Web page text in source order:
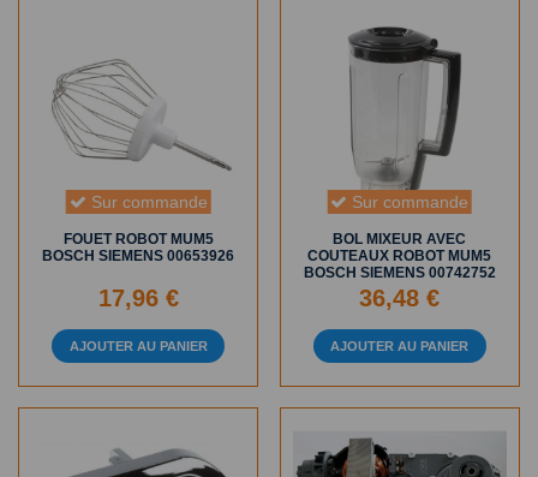
Sur commande
FOUET ROBOT MUM5
BOSCH SIEMENS 00653926
17,96 €
AJOUTER AU PANIER
Sur commande
BOL MIXEUR AVEC
COUTEAUX ROBOT MUM5
BOSCH SIEMENS 00742752
36,48 €
AJOUTER AU PANIER